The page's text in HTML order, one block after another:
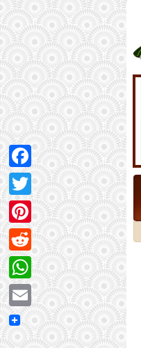
Facebook
Twitter
Pinterest
Reddit
WhatsApp
Email